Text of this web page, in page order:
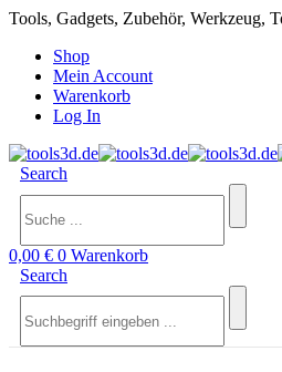
Tools, Gadgets, Zubehör, Werkzeug,
Shop
Mein Account
Warenkorb
Log In
Search
0,00 € 0 Warenkorb
Search